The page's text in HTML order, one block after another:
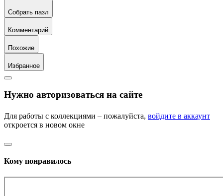
Собрать пазл
Комментарий
Похожие
Избранное
Нужно авторизоваться на сайте
Для работы с коллекциями – пожалуйста, войдите в аккаунт
откроется в новом окне
Кому понравилось